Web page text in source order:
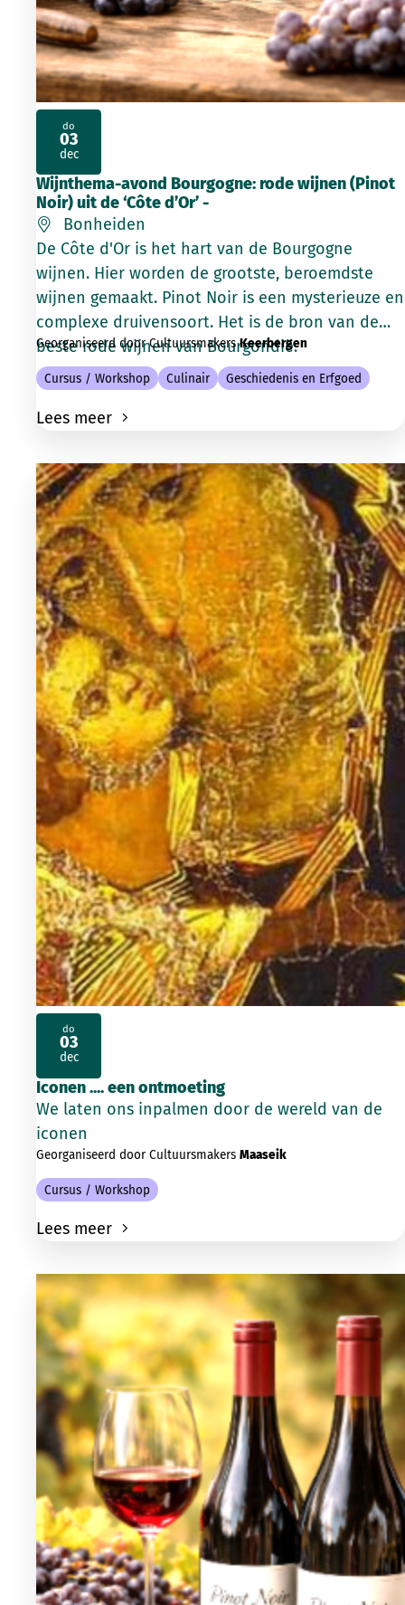
Wijnthema-avond Bourgogne: rode wijnen (Pinot
Noir) uit de ‘Côte d’Or’ -
Bonheiden
De Côte d'Or is het hart van de Bourgogne
wijnen. Hier worden de grootste, beroemdste
wijnen gemaakt. Pinot Noir is een mysterieuze en
complexe druivensoort. Het is de bron van de
beste rode wijnen van Bourgondië.
Georganiseerd door CultuursmakersKeerbergen
Cursus / Workshop Culinair Geschiedenis en Erfgoed
Lees meer
do
03
dec
2026
Iconen .... een ontmoeting
We laten ons inpalmen door de wereld van de
iconen
Georganiseerd door Cultuursmakers Maaseik
Cursus / Workshop
Lees meer
do
03
dec
2026